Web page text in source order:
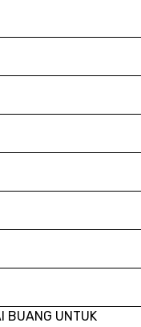
BUANG UNTUK